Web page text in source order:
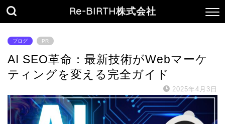
Re-BIRTH株式会社
ブログ PR
AI SEO革命：最新技術がWebマーケ
ティングを変える完全ガイド
2025年4月3日